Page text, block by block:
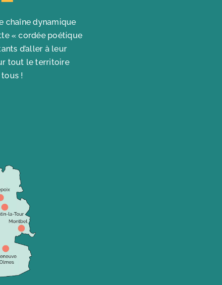
chaîne dynamique
« cordée poétique
d’aller à leur
tout le territoire
!